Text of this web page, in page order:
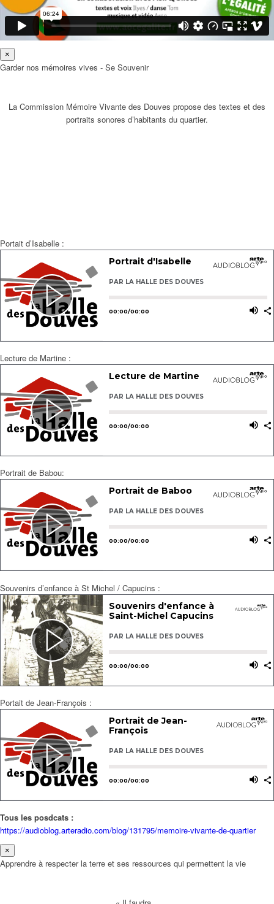
×
Garder nos mémoires vives - Se Souvenir
La Commission Mémoire Vivante des Douves propose des textes et des
portraits sonores d’habitants du quartier.
Portait d’Isabelle :
Lecture de Martine :
Portrait de Babou:
Souvenirs d’enfance à St Michel / Capucins :
Portait de Jean-François :
Tous les posdcats :
https://audioblog.arteradio.com/blog/131795/memoire-vivante-de-quartier
×
Apprendre à respecter la terre et ses ressources qui permettent la vie